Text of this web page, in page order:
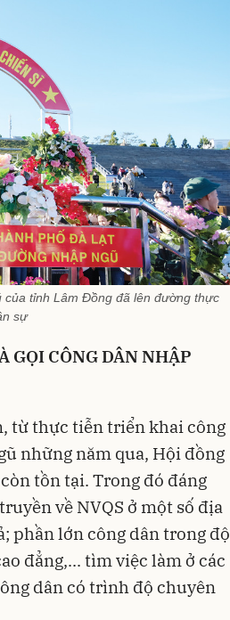
tỉnh Lâm Đồng đã lên đường thực
sự
GỌI CÔNG DÂN NHẬP
từ thực tiễn triển khai công
những năm qua, Hội đồng
tồn tại. Trong đó đáng
về NVQS ở một số địa
phần lớn công dân trong độ
đẳng,... tìm việc làm ở các
dân có trình độ chuyên